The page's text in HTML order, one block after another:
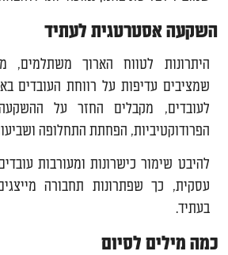
השקעה אסטרטגית לעתיד
היתרונות לטווח הארוך משתלמים,
שמציבים עדיפות על רווחת העובדים
לעובדים, מקבלים החזר על
הפרודוקטיביות, הפחתת התחלופה
להיבט שימור כישרונות ומעורבות
עסקית, כך שפתרונות תחבורה
בעתיד.
כמה מילים לסיום